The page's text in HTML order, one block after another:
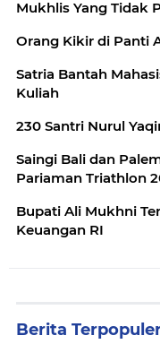
Mukhlis Yang Tidak
Orang Kikir di Panti
Satria Bantah
Kuliah
230 Santri
Saingi Bali dan
Pariaman Triathlon
Bupati Ali Mukhni
Keuangan RI
Berita